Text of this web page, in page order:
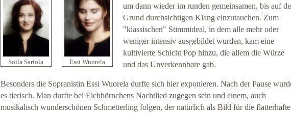
Soila Sariola Essi Wuorela
um dann wieder im runden gemeinsamen, bis auf
Grund durchsichtigen Klang einzutauchen. Zum
"klassischen" Stimmideal, in dem alle mehr oder
weniger intensiv ausgebildet wurden, kam eine
kultivierte Schicht Pop hinzu, die allem die Würze
und das Unverkennbare gab.
Besonders die Sopranistin Essi Wuorela durfte sich hier exponieren. Nach der Pause
es tierisch. Man durfte bei Eichhörnchens Nachtlied zugegen sein und einem, auch
musikalisch wunderschönen Schmetterling folgen, der natürlich als Bild für die flatterhafte